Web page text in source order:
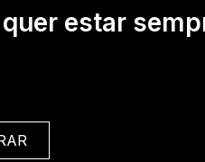
estar